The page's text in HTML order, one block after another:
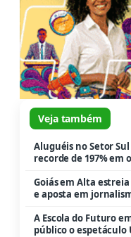
Veja também
Aluguéis no Setor
recorde de 197% em
Goiás em Alta
e aposta em
A Escola do Futuro
público o